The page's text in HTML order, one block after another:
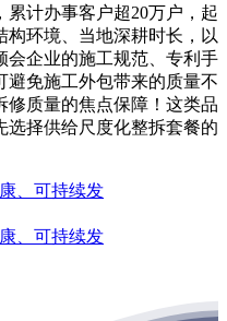
计办事客户超20万户，起
环境、当地深耕时长，以
会企业的施工规范、专利手
避免施工外包带来的质量不
修质量的焦点保障！这类品
选择供给尺度化整拆套餐的
、可持续发
、可持续发